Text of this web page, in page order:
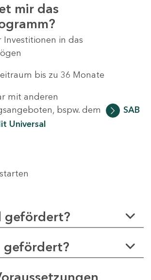
mir das
Investitionen in das
bis zu 36 Monate
mit anderen
bspw. dem
SAB
Universal
gefördert?
gefördert?